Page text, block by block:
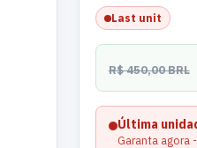
Last unit
R$ 450,00 BRL
Última
Garanta agora